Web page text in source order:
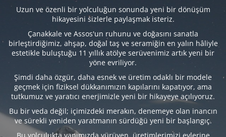
Uzun ve özenli bir yolculuğun sonunda yeni bir dönüşüm
hikayesini sizlerle paylaşmak isteriz.
Çanakkale ve Assos'un ruhunu ve doğasını sanatla
birleştirdiğimiz, ahşap, doğal taş ve seramiğin en yalın hâliyle
estetikle buluştuğu 11 yıllık atölye serüvenimiz artık yeni bir
yöne evriliyor.
Şimdi daha özgür, daha esnek ve üretim odaklı bir modele
geçmek için fiziksel dükkanımızın kapılarını kapatıyor, ama
tutkumuz ve yaratıcı enerjimizle yeni bir hikayeye açılıyoruz.
Bu bir veda değil; içimizdeki merakın, denemeye olan inancın
ve sürekli yeniden yaratmanın sürdüğü yeni bir başlangıç.
Bu yolculukta yanımızda yürüyen, üretimlerimizi evlerine